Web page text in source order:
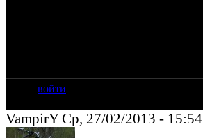
войти
VampirY Ср, 27/02/2013 - 15:54